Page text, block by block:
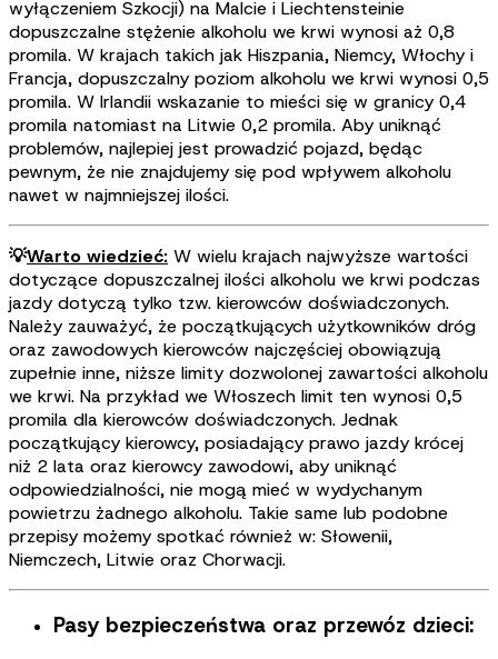
wyłączeniem Szkocji) na Malcie i Liechtensteinie
dopuszczalne stężenie alkoholu we krwi wynosi aż 0,8
promila. W krajach takich jak Hiszpania, Niemcy, Włochy i
Francja, dopuszczalny poziom alkoholu we krwi wynosi 0,5
promila. W Irlandii wskazanie to mieści się w granicy 0,4
promila natomiast na Litwie 0,2 promila. Aby uniknąć
problemów, najlepiej jest prowadzić pojazd, będąc
pewnym, że nie znajdujemy się pod wpływem alkoholu
nawet w najmniejszej ilości.
💡Warto wiedzieć: W wielu krajach najwyższe wartości
dotyczące dopuszczalnej ilości alkoholu we krwi podczas
jazdy dotyczą tylko tzw. kierowców doświadczonych.
Należy zauważyć, że początkujących użytkowników dróg
oraz zawodowych kierowców najczęściej obowiązują
zupełnie inne, niższe limity dozwolonej zawartości alkoholu
we krwi. Na przykład we Włoszech limit ten wynosi 0,5
promila dla kierowców doświadczonych. Jednak
początkujący kierowcy, posiadający prawo jazdy krócej
niż 2 lata oraz kierowcy zawodowi, aby uniknąć
odpowiedzialności, nie mogą mieć w wydychanym
powietrzu żadnego alkoholu. Takie same lub podobne
przepisy możemy spotkać również w: Słowenii,
Niemczech, Litwie oraz Chorwacji.
Pasy bezpieczeństwa oraz przewóz dzieci: